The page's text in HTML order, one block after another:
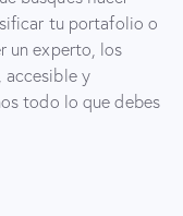
tu portafolio o
un experto, los
accesible y
todo lo que debes